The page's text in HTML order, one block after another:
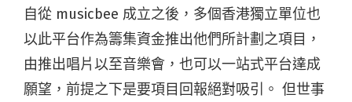
自從 musicbee 成立之後，多個香港獨立單位也
以此平台作為籌集資金推出他們所計劃之項目，
由推出唱片以至音樂會，也可以一站式平台達成
願望，前提之下是要項目回報絕對吸引。 但世事